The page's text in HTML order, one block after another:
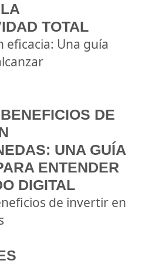
TOTAL
eficacia: Una guía
DE
UNA GUÍA
ENTENDER
DIGITAL
de invertir en